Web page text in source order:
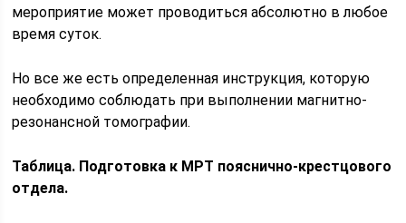
мероприятие может проводиться абсолютно в любое
время суток.
Но все же есть определенная инструкция, которую
необходимо соблюдать при выполнении магнитно-
резонансной томографии.
Таблица. Подготовка к МРТ пояснично-крестцового
отдела.